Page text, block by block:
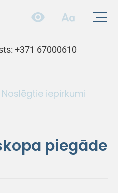
+371 67000610
Noslēgtie iepirkumi
piegāde